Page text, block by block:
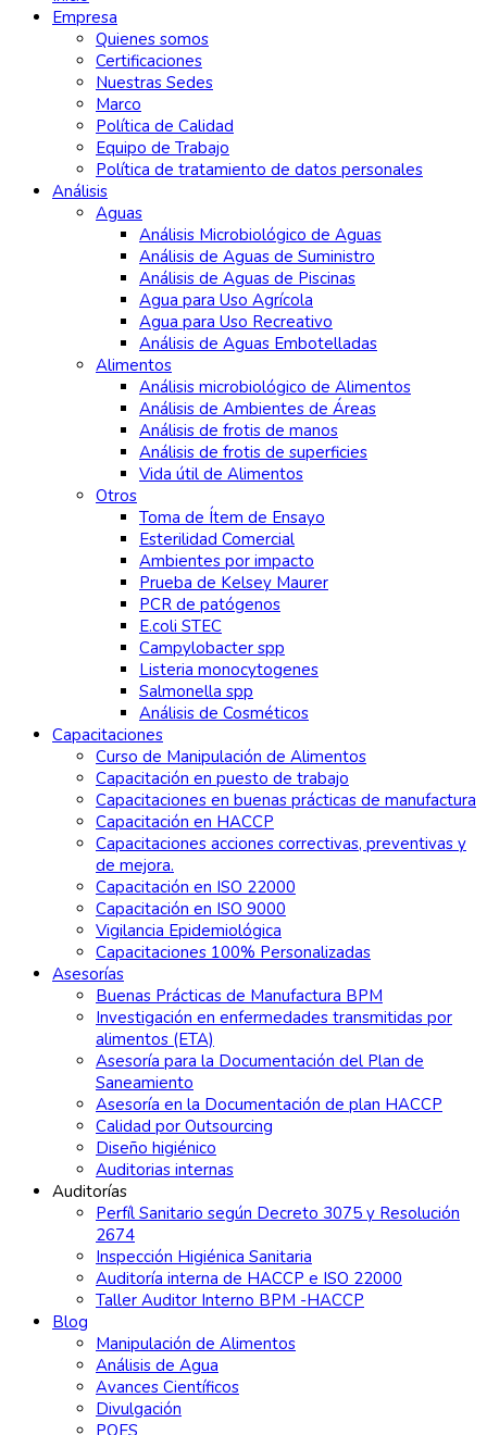
Empresa
Quienes somos
Certificaciones
Nuestras Sedes
Marco
Política de Calidad
Equipo de Trabajo
Política de tratamiento de datos personales
Análisis
Aguas
Análisis Microbiológico de Aguas
Análisis de Aguas de Suministro
Análisis de Aguas de Piscinas
Agua para Uso Agrícola
Agua para Uso Recreativo
Análisis de Aguas Embotelladas
Alimentos
Análisis microbiológico de Alimentos
Análisis de Ambientes de Áreas
Análisis de frotis de manos
Análisis de frotis de superficies
Vida útil de Alimentos
Otros
Toma de Ítem de Ensayo
Esterilidad Comercial
Ambientes por impacto
Prueba de Kelsey Maurer
PCR de patógenos
E.coli STEC
Campylobacter spp
Listeria monocytogenes
Salmonella spp
Análisis de Cosméticos
Capacitaciones
Curso de Manipulación de Alimentos
Capacitación en puesto de trabajo
Capacitaciones en buenas prácticas de manufactura
Capacitación en HACCP
Capacitaciones acciones correctivas, preventivas y
de mejora.
Capacitación en ISO 22000
Capacitación en ISO 9000
Vigilancia Epidemiológica
Capacitaciones 100% Personalizadas
Asesorías
Buenas Prácticas de Manufactura BPM
Investigación en enfermedades transmitidas por
alimentos (ETA)
Asesoría para la Documentación del Plan de
Saneamiento
Asesoría en la Documentación de plan HACCP
Calidad por Outsourcing
Diseño higiénico
Auditorias internas
Auditorías
Perfíl Sanitario según Decreto 3075 y Resolución
2674
Inspección Higiénica Sanitaria
Auditoría interna de HACCP e ISO 22000
Taller Auditor Interno BPM -HACCP
Blog
Manipulación de Alimentos
Análisis de Agua
Avances Científicos
Divulgación